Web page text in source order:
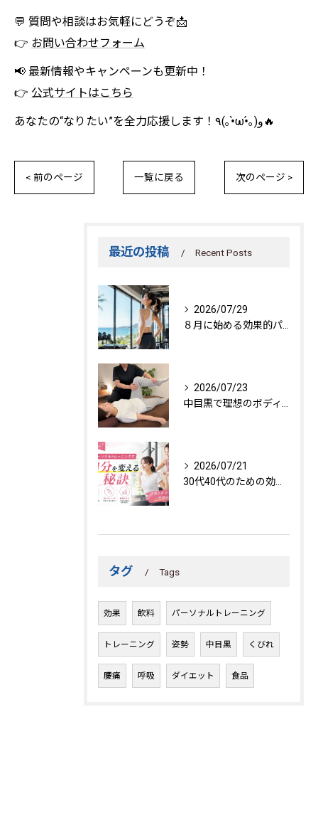
💬 質問や相談はお気軽にどうぞ📩
👉 お問い合わせフォーム
📢 最新情報やキャンペーンも更新中！
👉 公式サイトはこちら
あなたの“なりたい”を全力応援します！٩(｡•̀ω•́｡)و🔥
< 前のページ 一覧に戻る 次のページ >
最近の投稿 Recent Posts
2026/07/29
８月に始める効果的パーソナルトレーニング
2026/07/23
中目黒で理想のボディを作る方法
2026/07/21
30代40代のための効果的トレーニング法
タグ Tags
効果 飲料 パーソナルトレーニング
トレーニング 姿勢 中目黒 くびれ
腰痛 呼吸 ダイエット 食品